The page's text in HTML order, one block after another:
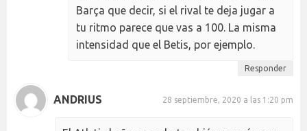
Barça que decir, si el rival te deja jugar a
tu ritmo parece que vas a 100. La misma
intensidad que el Betis, por ejemplo.
Responder
ANDRIUS 28 septiembre, 2020 a las 1:20 pm